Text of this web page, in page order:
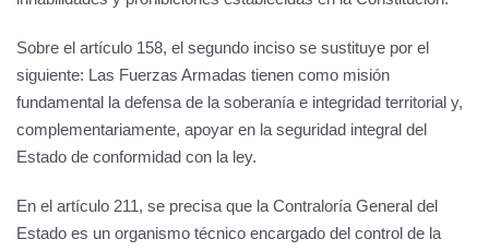
Sobre el artículo 158, el segundo inciso se sustituye por el
siguiente: Las Fuerzas Armadas tienen como misión
fundamental la defensa de la soberanía e integridad territorial y,
complementariamente, apoyar en la seguridad integral del
Estado de conformidad con la ley.
En el artículo 211, se precisa que la Contraloría General del
Estado es un organismo técnico encargado del control de la